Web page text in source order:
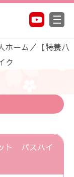
ホーム ／ 【特養八
ク
ト バスハイ